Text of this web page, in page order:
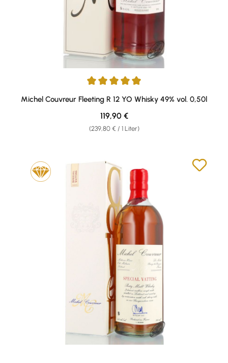
Durchschnittliche Bewertung von 5 von 5 Sternen
Michel Couvreur Fleeting R 12 YO Whisky 49% vol. 0,50l
(239,80 € / 1 Liter)
Regulärer Preis:
119,90 €